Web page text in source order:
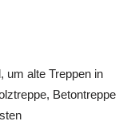
um alte Treppen in
Betontreppe